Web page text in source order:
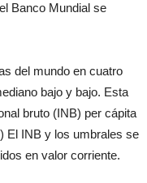
Banco Mundial se
del mundo en cuatro
bajo y bajo. Esta
bruto (INB) per cápita
El INB y los umbrales se
en valor corriente.